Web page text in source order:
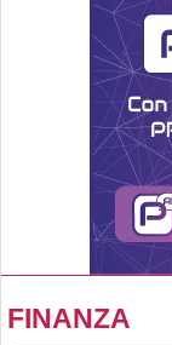
FINANZA